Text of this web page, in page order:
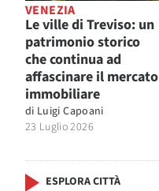
VENEZIA
Le ville di Treviso: un
patrimonio storico
che continua ad
affascinare il mercato
immobiliare
di Luigi Capoani
23 Luglio 2026
ESPLORA CITTÀ